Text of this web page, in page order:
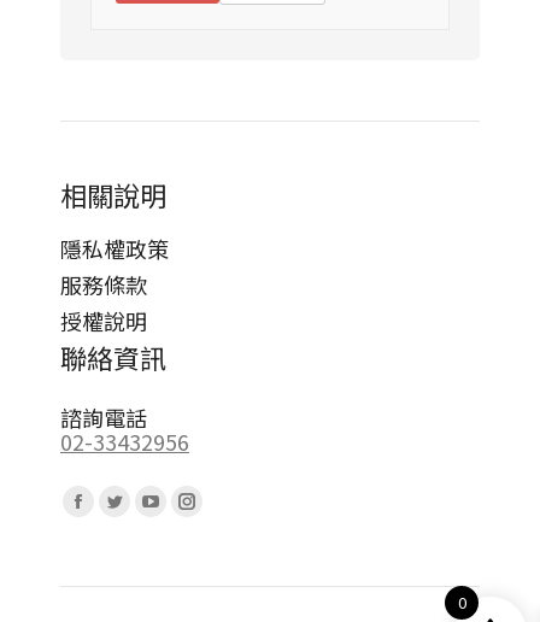
相關說明
隱私權政策
服務條款
授權說明
聯絡資訊
諮詢電話
02-33432956
Facebook
opens
Twitter
opens
YouTube
opens
Instagram
opens
0